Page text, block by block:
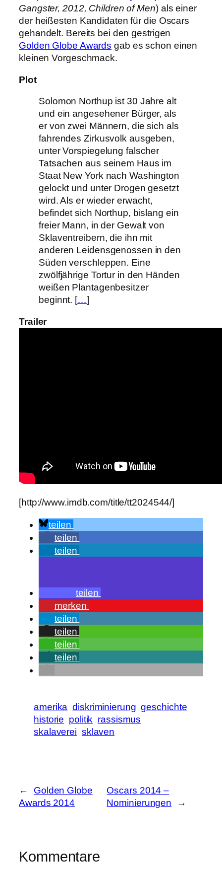
Gangster, 2012, Children of Men) als einer
der heißesten Kandidaten für die Oscars
gehandelt. Bereits bei den gestrigen
Golden Globe Awards gab es schon einen
kleinen Vorgeschmack.
Plot
Solomon Northup ist 30 Jahre alt
und ein angesehener Bürger, als
er von zwei Männern, die sich als
fahrendes Zirkusvolk ausgeben,
unter Vorspiegelung falscher
Tatsachen aus seinem Haus im
Staat New York nach Washington
gelockt und unter Drogen gesetzt
wird. Als er wieder erwacht,
befindet sich Northup, bislang ein
freier Mann, in der Gewalt von
Sklaventreibern, die ihn mit
anderen Leidensgenossen in den
Süden verschleppen. Eine
zwölfjährige Tortur in den Händen
weißen Plantagenbesitzer
beginnt. […]
Trailer
[http://www.imdb.com/title/tt2024544/]
teilen
teilen
teilen
teilen
merken
teilen
teilen
teilen
teilen
amerika diskriminierung geschichte
historie politik rassismus
skalaverei sklaven
←
Golden Globe
Awards 2014
Oscars 2014 –
Nominierungen
→
Kommentare